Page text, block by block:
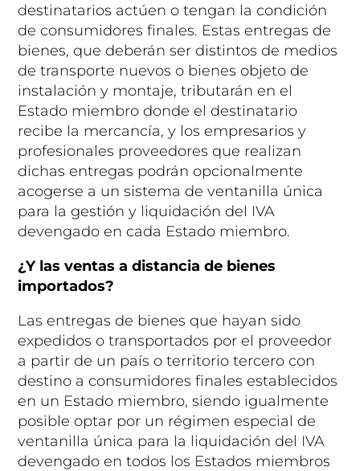
destinatarios actúen o tengan la condición
de consumidores finales. Estas entregas de
bienes, que deberán ser distintos de medios
de transporte nuevos o bienes objeto de
instalación y montaje, tributarán en el
Estado miembro donde el destinatario
recibe la mercancía, y los empresarios y
profesionales proveedores que realizan
dichas entregas podrán opcionalmente
acogerse a un sistema de ventanilla única
para la gestión y liquidación del IVA
devengado en cada Estado miembro.
¿Y las ventas a distancia de bienes
importados?
Las entregas de bienes que hayan sido
expedidos o transportados por el proveedor
a partir de un país o territorio tercero con
destino a consumidores finales establecidos
en un Estado miembro, siendo igualmente
posible optar por un régimen especial de
ventanilla única para la liquidación del IVA
devengado en todos los Estados miembros